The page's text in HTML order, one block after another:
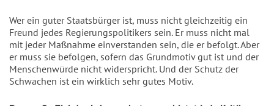
Wer ein guter Staatsbürger ist, muss nicht gleichzeitig ein
Freund jedes Regierungspolitikers sein. Er muss nicht mal
mit jeder Maßnahme einverstanden sein, die er befolgt. Aber
er muss sie befolgen, sofern das Grundmotiv gut ist und der
Menschenwürde nicht widerspricht. Und der Schutz der
Schwachen ist ein wirklich sehr gutes Motiv.